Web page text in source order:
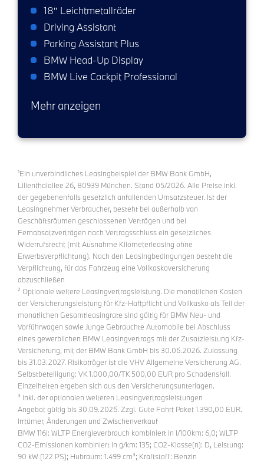
18″ Leichtmetallräder
Driving Assistant
Parking Assistant Plus
BMW Head-Up Display
BMW Live Cockpit Professional
Mehr anzeigen
¹Ein unverbindliches Leasingbeispiel der BMW Bank GmbH,
Lilienthalallee 26, 80939 München. Stand 05/2026. Alle Preise inkl.
der gegebenenfalls gesetzlich anfallenden Umsatzsteuer. Ist der
Leasingnehmer Verbraucher, besteht bei außerhalb von
Geschäftsräumen geschlossenen Verträgen und bei
Fernabsatzverträgen nach Vertragsschluss ein gesetzliches
Widerrufsrecht (mit Ausnahme Kilometerleasing ohne
Erwerbsverpflichtung). Nach den Leasingbedingungen besteht die
Verpflichtung, für das Fahrzeug eine Vollkaskoversicherung
abzuschließen
² Optionale weitere Leasingvertragsleistung. Die monatlichen Kosten
der Versicherungsleistung für Kfz-Haftpflicht und Vollkasko als Teil der
monatlichen Gesamtleasingrate sind gültig für BMW Neu- und
Vorführwagen sowie Junge Gebrauchte Automobile bei Abschluss
eines gewerblichen BMW Leasingvertrags mit der Zusatzleistung Kfz-
Versicherung, mit der BMW Bank GmbH bis 30.06.2026. Zulassung
bis 31.03.2027. Risikoträger ist die VHV Allgemeine Versicherung AG.
Selbstbeteiligung: VK 1.000,00/TK 500,00 EUR pro Schadensfall.
Einzelheiten ergeben sich aus den Versicherungsunterlagen.
³ inkl. der optionalen weiteren Leasingvertragsleistungen
Angebot gültig bis 30.09.2026. Zzgl. Gute Fahrt Paket 1.390,00 EUR.
Irrtümer, Änderungen und Zwischenverkauf
BMW 116i: WLTP Energieverbrauch kombiniert in l/100km: 6,0; WLTP
CO2-Emissionen kombiniert in g/km: 135; CO2-Klasse(n): D, Leistung:
90 kW (122 PS); Hubraum: 1.499 cm³; Kraftstoff: Benzin